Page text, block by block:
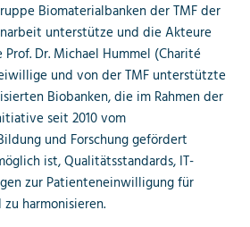
Biomaterialbanken der TMF der
unterstütze und die Akteure
Dr. Michael Hummel (Charité
und von der TMF unterstützte
Biobanken, die im Rahmen der
seit 2010 vom
und Forschung gefördert
ist, Qualitätsstandards, IT-
zur Patienteneinwilligung für
harmonisieren.